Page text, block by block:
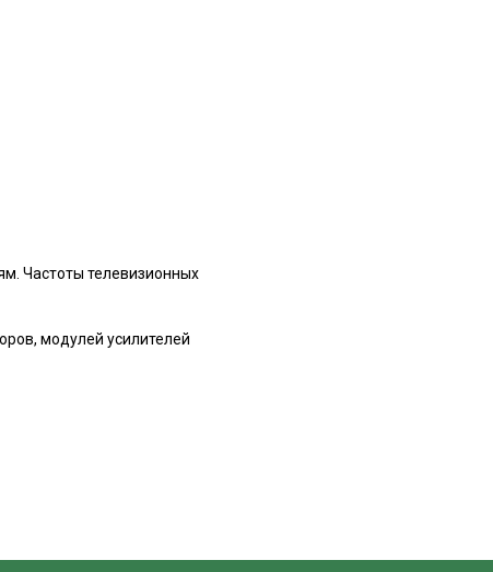
Частоты телевизионных
модулей усилителей